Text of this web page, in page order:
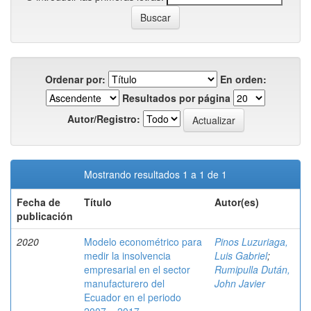
Ordenar por:
En orden:
Resultados por página
Autor/Registro:
Mostrando resultados 1 a 1 de 1
Fecha de
publicación
Título Autor(es)
2020
Modelo econométrico para
medir la insolvencia
empresarial en el sector
manufacturero del
Ecuador en el periodo
Pinos Luzuriaga,
Luis Gabriel;
Rumipulla Dután,
John Javier